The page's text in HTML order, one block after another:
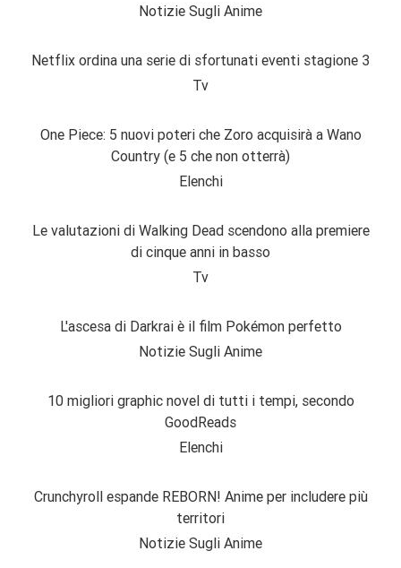
Notizie Sugli Anime
Netflix ordina una serie di sfortunati eventi stagione 3
Tv
One Piece: 5 nuovi poteri che Zoro acquisirà a Wano
Country (e 5 che non otterrà)
Elenchi
Le valutazioni di Walking Dead scendono alla premiere
di cinque anni in basso
Tv
L'ascesa di Darkrai è il film Pokémon perfetto
Notizie Sugli Anime
10 migliori graphic novel di tutti i tempi, secondo
GoodReads
Elenchi
Crunchyroll espande REBORN! Anime per includere più
territori
Notizie Sugli Anime